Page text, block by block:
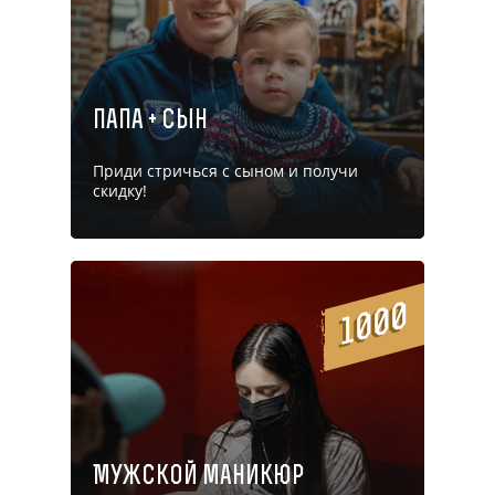
папа + Сын
Приди стричься с сыном и получи
скидку!
Мужской маникюр
1000